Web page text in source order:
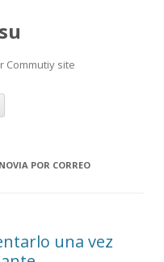
Commutiy site
Skip to content
POR CORREO
una vez